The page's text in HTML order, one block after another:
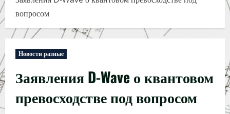
вопросом
Новости разные
Заявления D-Wave о квантовом
превосходстве под вопросом